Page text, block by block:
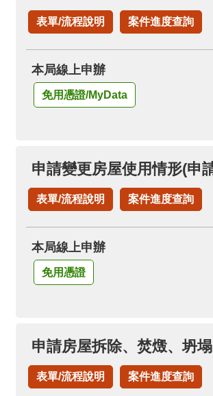
表單/流程說明 案件進度查詢
本局線上申辦
免用憑證/MyData
表單/流程說明 案件進度查詢
本局線上申辦
免用憑證
申請房屋拆除、焚燬、坍塌
表單/流程說明 案件進度查詢